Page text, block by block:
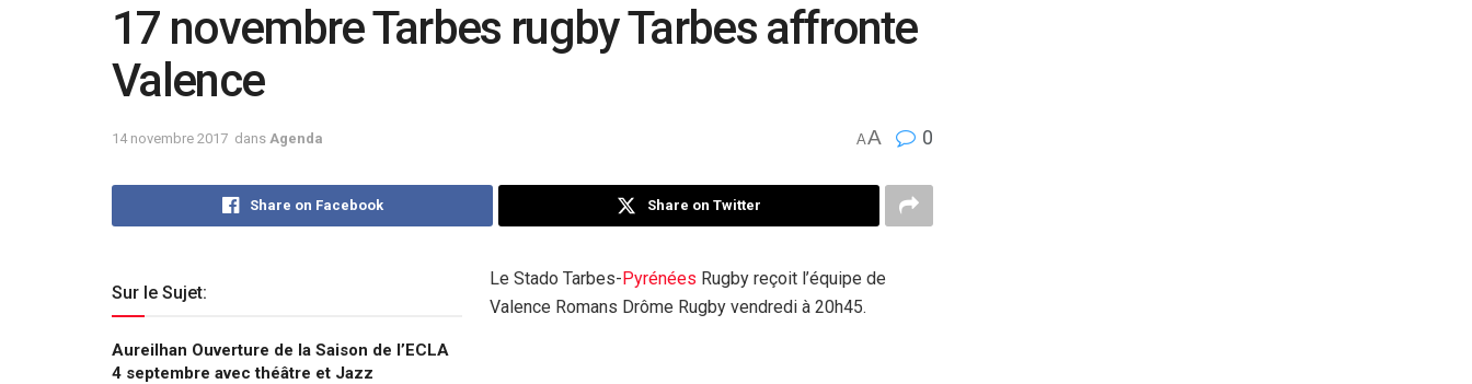
17 novembre Tarbes rugby Tarbes affronte
Valence
14 novembre 2017 dans Agenda AA 0
Share on Facebook Share on Twitter
Sur le Sujet:
Aureilhan Ouverture de la Saison de l’ECLA
4 septembre avec théâtre et Jazz
Le Stado Tarbes-Pyrénées Rugby reçoit l’équipe de
Valence Romans Drôme Rugby vendredi à 20h45.